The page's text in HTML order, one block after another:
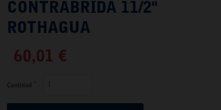
CONTRABRIDA 11/2"
ROTHAGUA
60,01 €
Cantidad